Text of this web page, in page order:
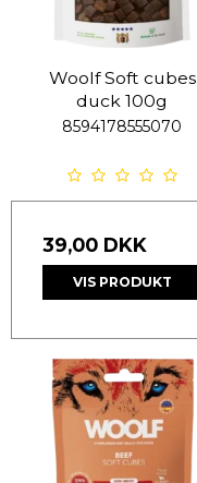
Woolf Soft cubes
duck 100g
8594178555070
39,00 DKK
VIS PRODUKT